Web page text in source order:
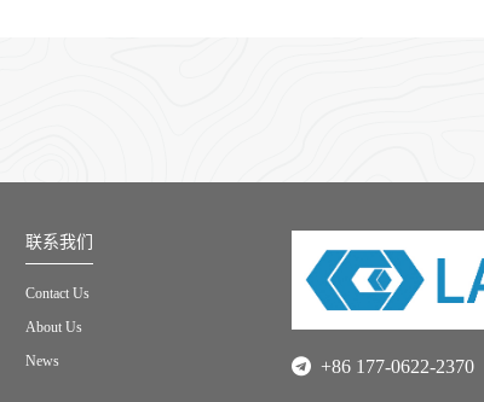
联系我们
Contact Us
About Us
News
+86 177-0622-2370